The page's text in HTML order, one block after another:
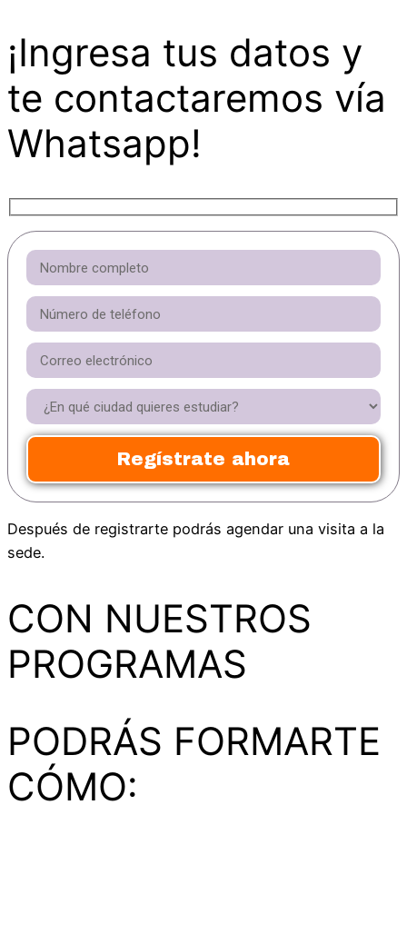
¡Ingresa tus datos y
te contactaremos vía
Whatsapp!
Después de registrarte podrás agendar una visita a la
sede.
CON NUESTROS
PROGRAMAS
PODRÁS FORMARTE
CÓMO: